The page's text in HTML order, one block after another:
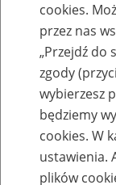
Emerytury
Baza
cookies.
przez nas
„Przejdź do
zgody
wybierzesz
będziemy
cookies. W
ustawienia.
plików